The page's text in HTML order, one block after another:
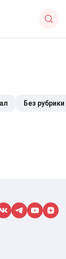
Без рубрики